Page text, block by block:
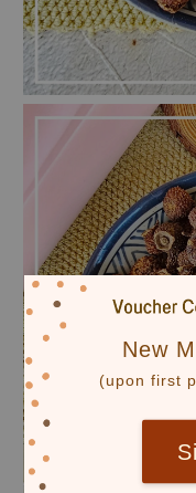
New
(upon first